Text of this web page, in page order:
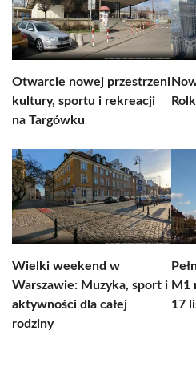
Otwarcie nowej przestrzeni
kultury, sportu i rekreacji
na Targówku
Wielki weekend w
Warszawie: Muzyka, sport i
aktywności dla całej
rodziny
M1
17